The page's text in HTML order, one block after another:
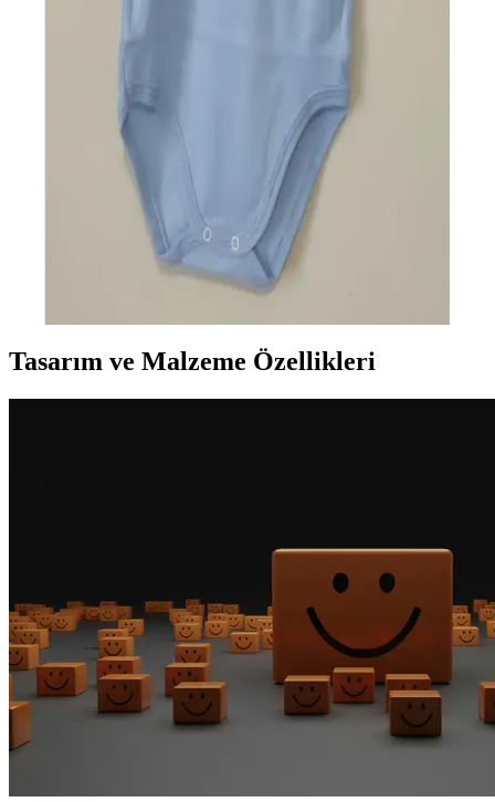
Bebek Body Aparatı 2 Fastener Güvenlik ve
Kolaylık Sağlayan Tasarım Özellikleri
İki fastenerli bebek bodyleri, güvenlik ve kullanım kolaylığı
sağlayan tasarımlarıyla ebeveynlerin favorisi. Çıtçıt ve fermuar
seçenekleriyle pratik ve dayanıklı ürünler, bebeklerin konforunu
Bebek Body Extension İki Citcitli Ürünler Konfor ve
Pratiklik Sunar
Bebek giyiminde konfor ve pratikliği bir arada sunan iki citcitli body
extension ürünleri, hareket özgürlüğü sağlar ve ebeveynlerin günlük
Tasarım ve Malzeme Özellikleri